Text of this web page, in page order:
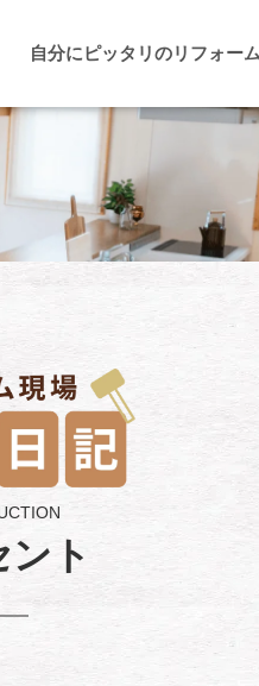
自分にピッタリのリフォー
ント